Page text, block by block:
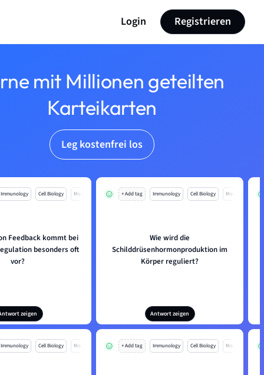
Login Registrieren
mit Millionen geteilten
Karteikarten
Leg kostenfrei los
Immunology Cell Biology Mo
Feedback kommt bei
besonders oft
vor?
zeigen
+ Add tag Immunology Cell Biology Mo
Wie wird die
Schilddrüsenhormonproduktion im
Körper reguliert?
Antwort zeigen
Immunology Cell Biology Mo + Add tag Immunology Cell Biology Mo